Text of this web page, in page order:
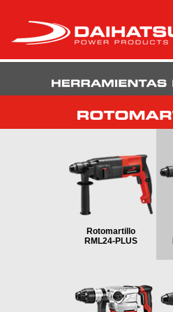
Rotomartillo
RML24-PLUS